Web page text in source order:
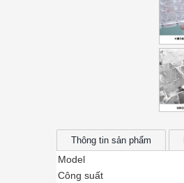
Thông tin sản phẩm
Model
Công suất